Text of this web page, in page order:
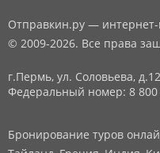
Отправкин.ру — интернет-
© 2009-2026. Все права
г.Пермь, ул. Соловьева,
Федеральный номер: 8 800
Бронирование туров